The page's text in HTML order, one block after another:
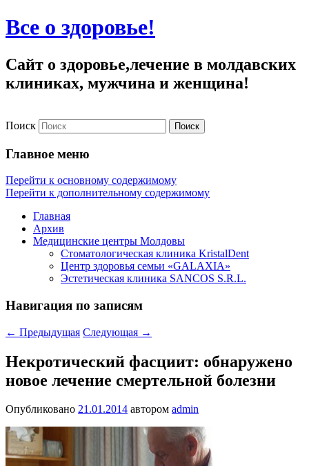
Все о здоровье!
Сайт о здоровье,лечение в молдавских
клиниках, мужчина и женщина!
Поиск
Главное меню
Перейти к основному содержимому
Перейти к дополнительному содержимому
Главная
Архив
Медицинские центры Молдовы
Стоматологическая клиника KristalDent
Центр здоровья семьи «GALAXIA»
Эстетическая клиника SANCOS S.R.L.
Навигация по записям
← Предыдущая Следующая →
Некротический фасциит: обнаружено
новое лечение смертельной болезни
Опубликовано 21.01.2014 автором admin